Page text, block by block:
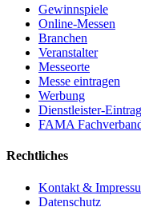
Gewinnspiele
Online-Messen
Branchen
Veranstalter
Messeorte
Messe eintragen
Werbung
Dienstleister-Eintrag
FAMA
Rechtliches
Kontakt &
Datenschutz